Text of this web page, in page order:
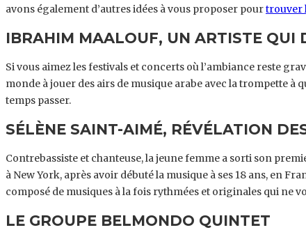
avons également d’autres idées à vous proposer pourtrouver
IBRAHIM MAALOUF, UN ARTISTE QUI
Si vous aimez les festivals et concerts où l’ambiance reste
monde à jouer des airs de musique arabe avec la trompette à
temps passer.
SÉLÈNE SAINT-AIMÉ, RÉVÉLATION
Contrebassiste et chanteuse, la jeune femme a sorti son
à New York, après avoir débuté la musique à ses 18 ans, en
composé de musiques à la fois rythmées et originales qui ne
LE GROUPE BELMONDO QUINTET